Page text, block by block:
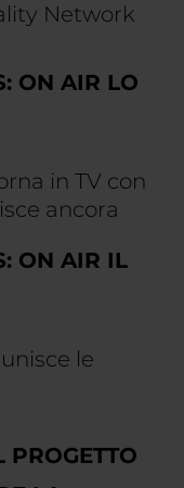
Network
ON AIR LO
in TV con
ancora
ON AIR IL
le